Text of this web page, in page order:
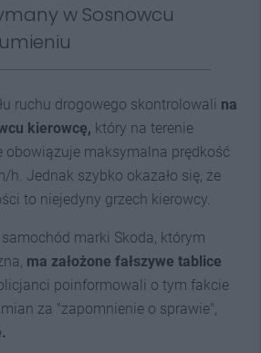
w Sosnowcu
ruchu drogowego skontrolowali na
kierowcę, który na terenie
obowiązuje maksymalna prędkość
h. Jednak szybko okazało się, że
to niejedyny grzech kierowcy.
marki Skoda, którym
ma założone fałszywe tablice
poinformowali o tym fakcie
za "zapomnienie o sprawie",